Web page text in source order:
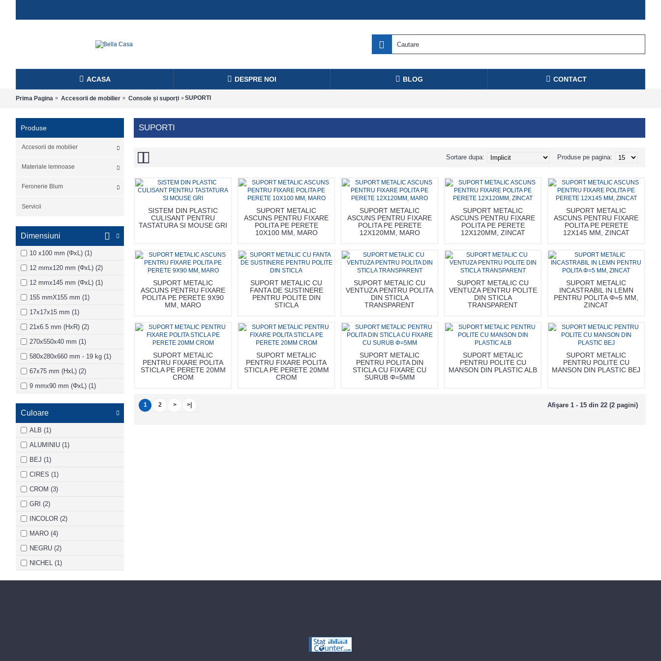
ACASA DESPRE NOI BLOG CONTACT
Prima Pagina Accesorii de mobilier Console și suporți SUPORTI
Produse
Accesorii de mobilier
Materiale lemnoase
Feronerie Blum
Servicii
Dimensiuni
10 x100 mm (ΦxL) (1)
12 mmx120 mm (ΦxL) (2)
12 mmx145 mm (ΦxL) (1)
155 mmX155 mm (1)
17x17x15 mm (1)
21x6.5 mm (HxR) (2)
270x550x40 mm (1)
580x280x660 mm - 19 kg (1)
67x75 mm (HxL) (2)
9 mmx90 mm (ΦxL) (1)
Φ5 mmx16 mm (5)
Φ=5 mm L=16 mm (1)
Φ=5 mm L=24 mm (1)
Culoare
ALB (1)
ALUMINIU (1)
BEJ (1)
CIRES (1)
CROM (3)
GRI (2)
INCOLOR (2)
MARO (4)
NEGRU (2)
NICHEL (1)
SUPORTI
Produse pe pagina:
Sortare dupa:
SISTEM DIN PLASTIC
CULISANT PENTRU
TASTATURA SI MOUSE GRI
SUPORT METALIC
ASCUNS PENTRU FIXARE
POLITA PE PERETE
10X100 MM, MARO
SUPORT METALIC
ASCUNS PENTRU FIXARE
POLITA PE PERETE
12X120MM, MARO
SUPORT METALIC
ASCUNS PENTRU FIXARE
POLITA PE PERETE
12X120MM, ZINCAT
SUPORT METALIC
ASCUNS PENTRU FIXARE
POLITA PE PERETE
12X145 MM, ZINCAT
SUPORT METALIC
ASCUNS PENTRU FIXARE
POLITA PE PERETE 9X90
MM, MARO
SUPORT METALIC CU
FANTA DE SUSTINERE
PENTRU POLITE DIN
STICLA
SUPORT METALIC CU
VENTUZA PENTRU POLITA
DIN STICLA
TRANSPARENT
SUPORT METALIC CU
VENTUZA PENTRU POLITE
DIN STICLA
TRANSPARENT
SUPORT METALIC
INCASTRABIL IN LEMN
PENTRU POLITA Φ=5 MM,
ZINCAT
SUPORT METALIC
PENTRU FIXARE POLITA
STICLA PE PERETE 20MM
CROM
SUPORT METALIC
PENTRU FIXARE POLITA
STICLA PE PERETE 20MM
CROM
SUPORT METALIC
PENTRU POLITA DIN
STICLA CU FIXARE CU
SURUB Φ=5MM
SUPORT METALIC
PENTRU POLITE CU
MANSON DIN PLASTIC ALB
SUPORT METALIC
PENTRU POLITE CU
MANSON DIN PLASTIC BEJ
1 2 > >| Afişare 1 - 15 din 22 (2 pagini)